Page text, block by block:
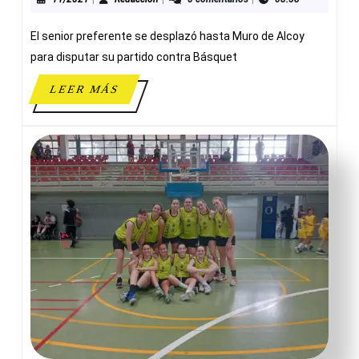
80
ADESAVI
El senior preferente se desplazó hasta Muro de Alcoy
para disputar su partido contra Básquet
LEER MÁSLEER
MÁS